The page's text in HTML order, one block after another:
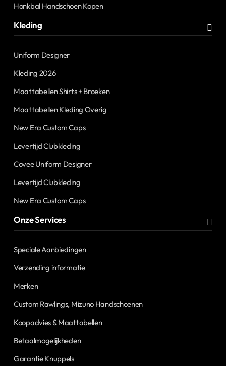
Honkbal Handschoen Kopen
Kleding
Uniform Designer
Kleding 2026
Maattabellen Shirts + Broeken
Maattabellen Kleding Overig
New Era Custom Caps
Levertijd Clubkleding
Covee Uniform Designer
Levertijd Clubkleding
New Era Custom Caps
Onze Services
Speciale Aanbiedingen
Verzending informatie
Merken
Custom Rawlings, Mizuno Handschoenen
Koopadvies & Maattabellen
Betaalmogelijkheden
Garantie Knuppels